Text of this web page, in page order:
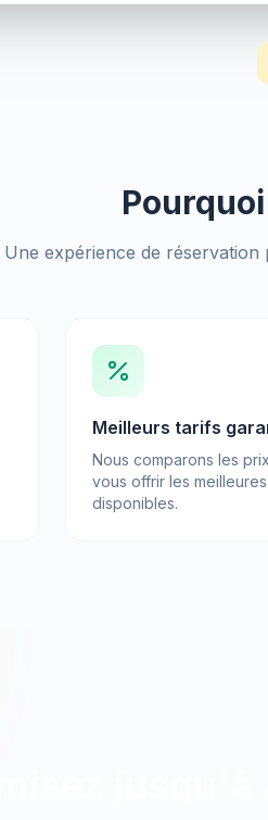
Une expérience de
Meilleurs tarifs
Nous comparons les
vous offrir les
disponibles.